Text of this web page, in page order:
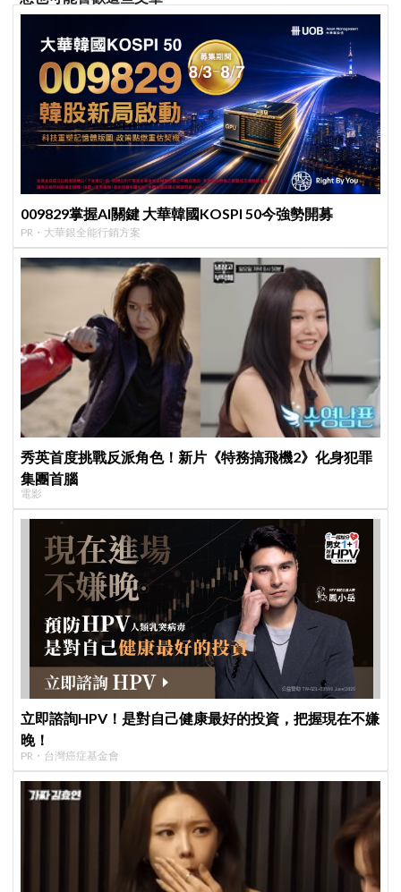
009829掌握AI關鍵 大華韓國KOSPI 50今強勢開募
PR・大華銀全能行銷方案
秀英首度挑戰反派角色！新片《特務搞飛機2》化身犯罪
集團首腦
電影
立即諮詢HPV！是對自己健康最好的投資，把握現在不嫌
晚！
PR・台灣癌症基金會